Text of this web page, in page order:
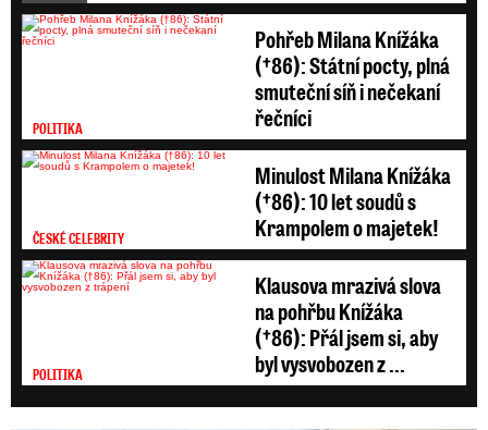
POLITIKA
Pohřeb Milana Knížáka
(†86): Státní pocty, plná
smuteční síň i nečekaní
řečníci
ČESKÉ CELEBRITY
Minulost Milana Knížáka
(†86): 10 let soudů s
Krampolem o majetek!
POLITIKA
Klausova mrazivá slova
na pohřbu Knížáka
(†86): Přál jsem si, aby
byl vysvobozen z ...